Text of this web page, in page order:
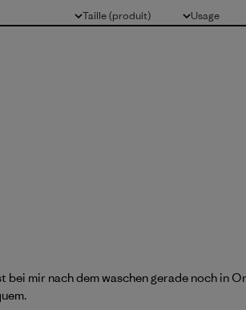
Taille (produit)
Tous Usage
Tous
mir nach dem waschen gerade noch in